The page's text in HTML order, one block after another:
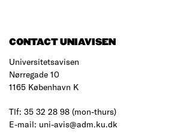
CONTACT UNIAVISEN
Universitetsavisen
Nørregade 10
1165 København K
Tlf: 35 32 28 98 (mon-thurs)
E-mail: uni-avis@adm.ku.dk